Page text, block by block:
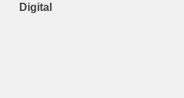
Digital